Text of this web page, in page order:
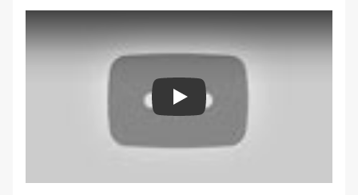
Play